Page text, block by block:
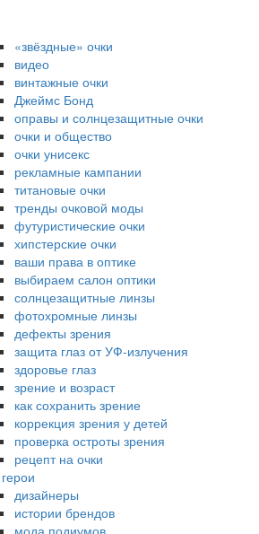
«звёздные» очки
видео
винтажные очки
Джеймс Бонд
оправы и солнцезащитные очки
очки и общество
очки унисекс
рекламные кампании
титановые очки
тренды очковой моды
футуристические очки
хипстерские очки
ваши права в оптике
выбираем салон оптики
солнцезащитные линзы
фотохромные линзы
дефекты зрения
защита глаз от УФ-излучения
здоровье глаз
зрение и возраст
как сохранить зрение
коррекция зрения у детей
проверка остроты зрения
рецепт на очки
дизайнеры
истории брендов